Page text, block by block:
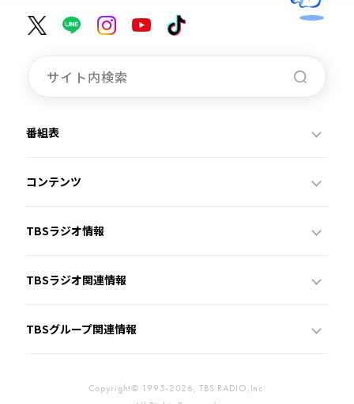
番組表
コンテンツ
TBSラジオ情報
TBSラジオ関連情報
TBSグループ関連情報
Copyright© 1995-2026, TBS RADIO,Inc.